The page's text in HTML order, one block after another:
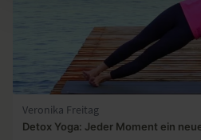
Veronika Freitag
Detox Yoga: Jeder Moment ein